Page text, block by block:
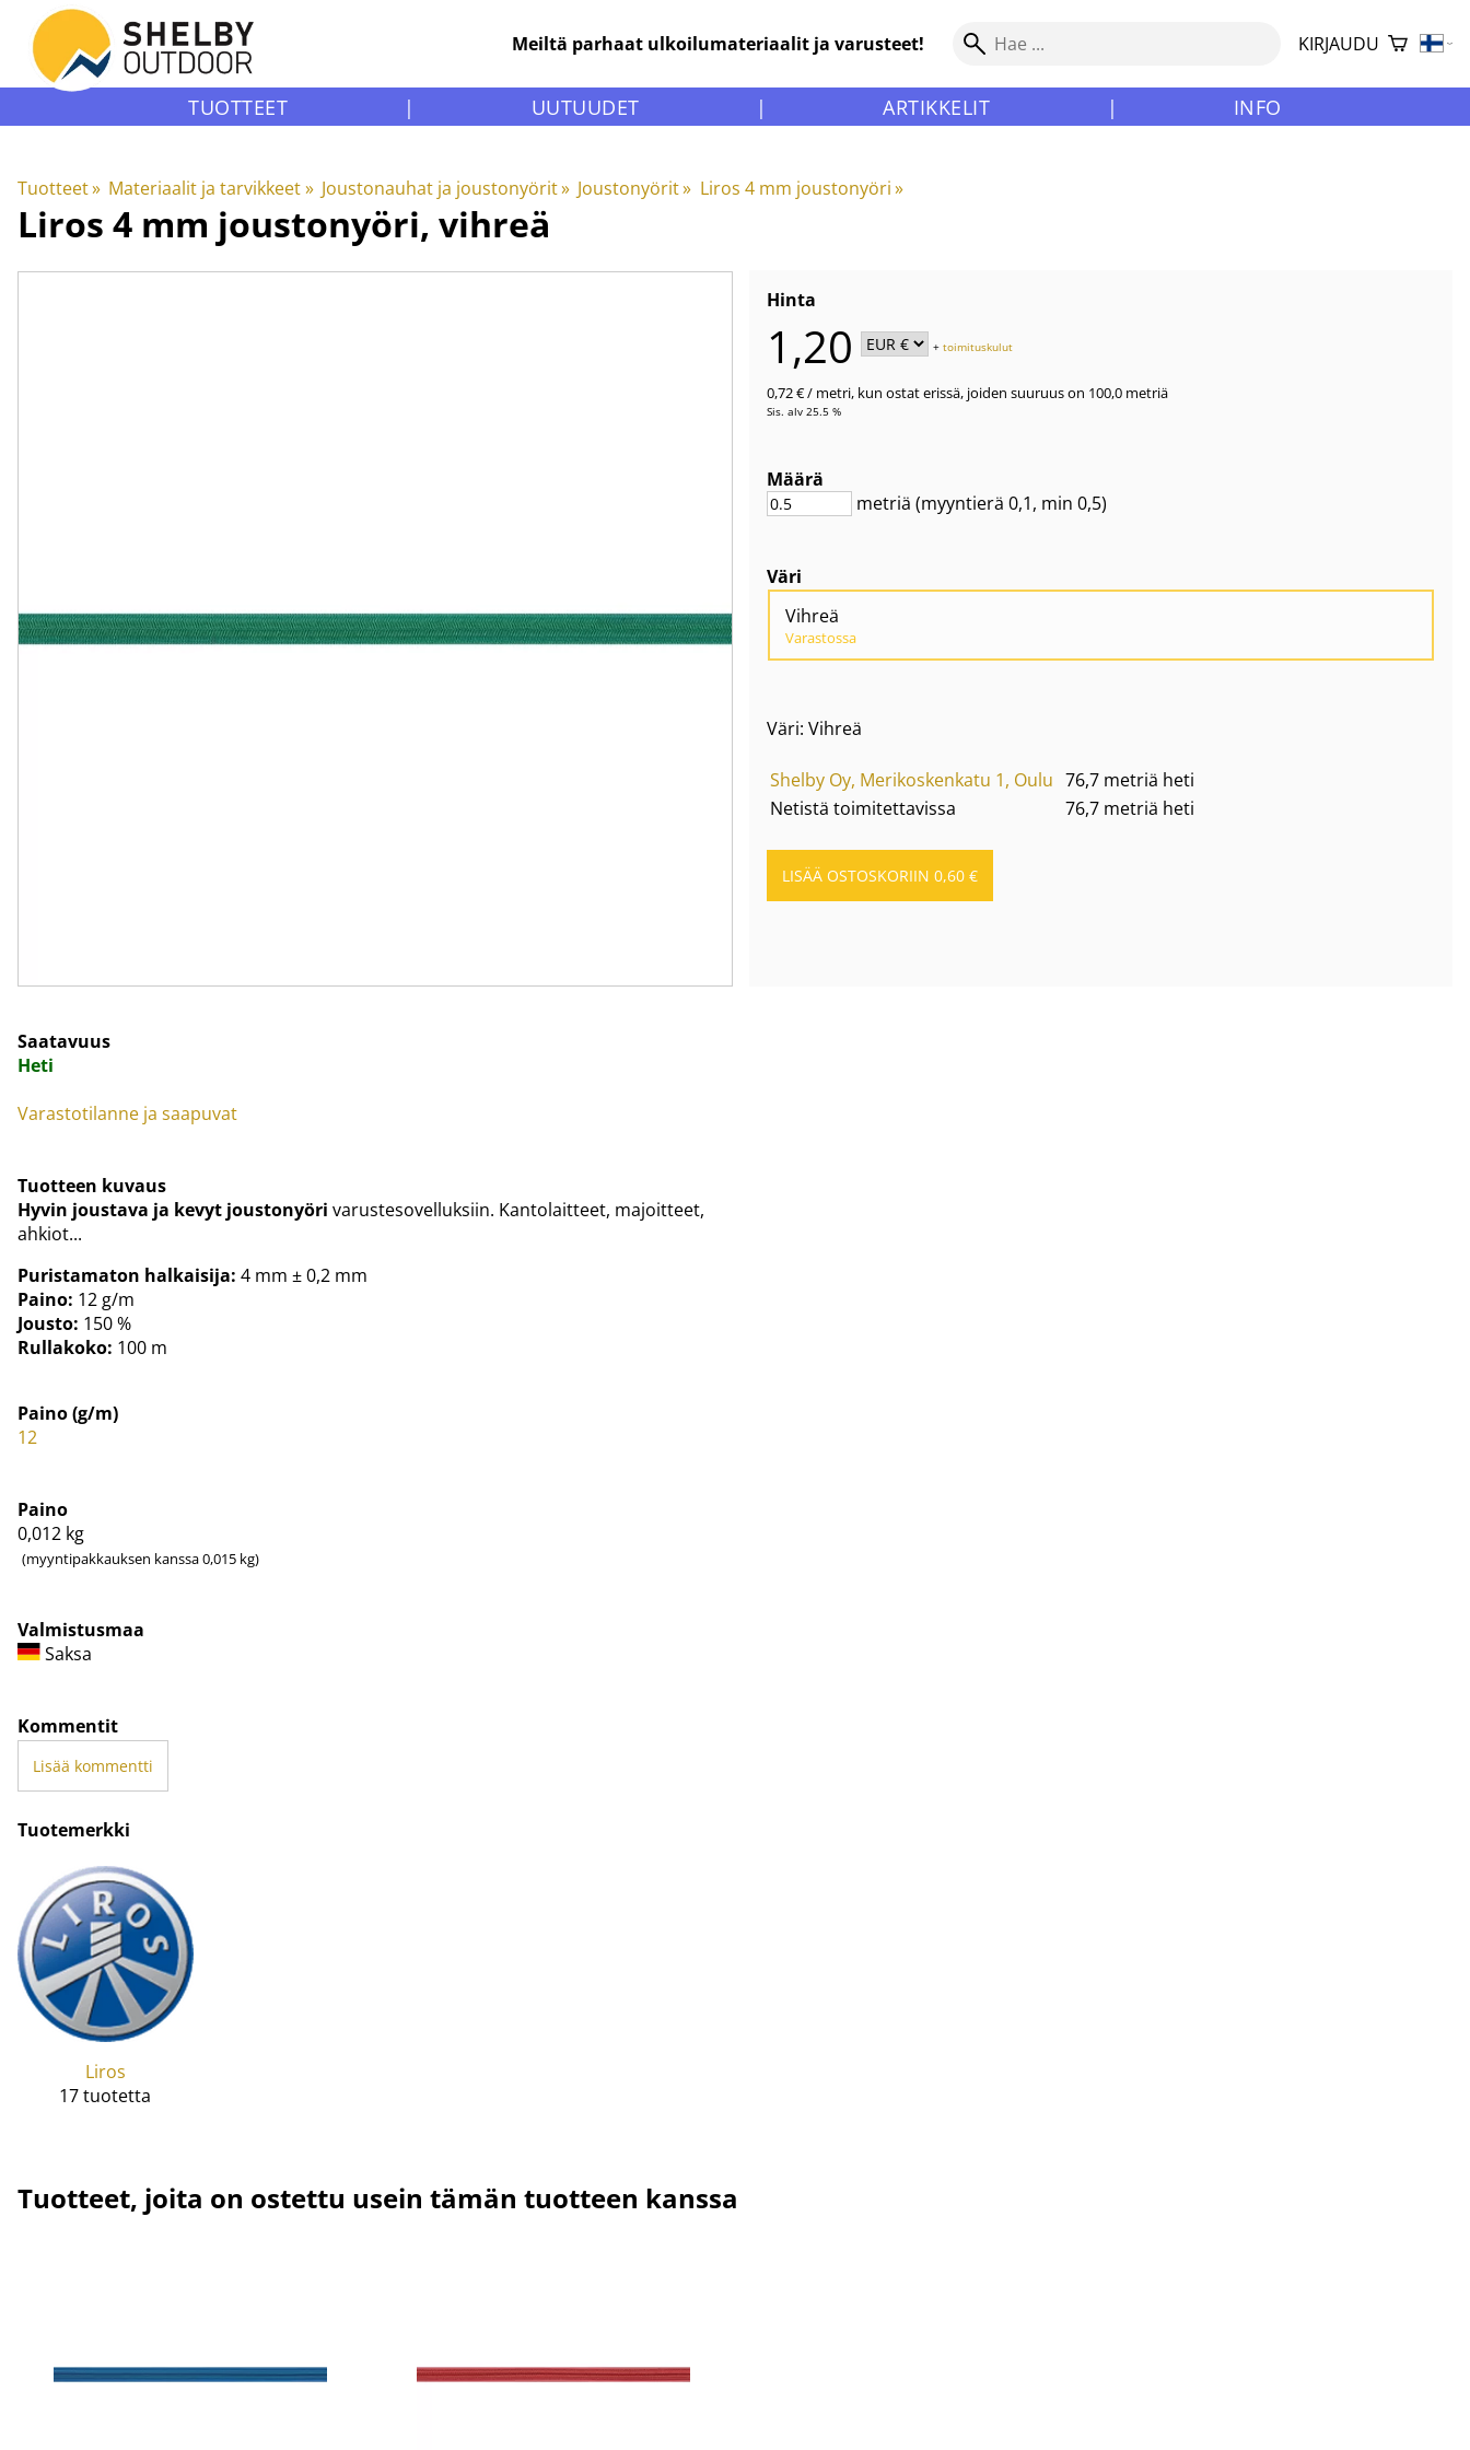
Meiltä parhaat ulkoilumateriaalit ja varusteet! KIRJAUDU
TUOTTEET | UUTUUDET | ARTIKKELIT | INFO
Tuotteet‪» Materiaalit ja tarvikkeet‪» Joustonauhat ja joustonyörit‪» Joustonyörit‪» Liros 4 mm joustonyöri‪»
Liros 4 mm joustonyöri, vihreä
Hinta
1,20 +toimituskulut
0,72 €/ metri, kun ostat erissä, joiden suuruus on 100,0 metriä
Sis. alv 25.5 %
Määrä
metriä (myyntierä0,1, min 0,5)
Väri
Vihreä
Varastossa
Väri: Vihreä
Shelby Oy, Merikoskenkatu 1, Oulu 76,7 metriä heti
Netistä toimitettavissa
76,7 metriä heti
Saatavuus
Heti
Varastotilanne ja saapuvat
Tuotteen kuvaus
Hyvin joustava ja kevyt joustonyöri varustesovelluksiin. Kantolaitteet, majoitteet,
ahkiot...
Puristamaton halkaisija: 4 mm ± 0,2 mm
Paino: 12 g/m
Jousto: 150 %
Rullakoko: 100 m
Paino (g/m)
12
Paino
0,012 kg
(myyntipakkauksen kanssa 0,015 kg)
Valmistusmaa
Saksa
Kommentit
Lisää kommentti
Tuotemerkki
Liros
17 tuotetta
Tuotteet, joita on ostettu usein tämän tuotteen kanssa